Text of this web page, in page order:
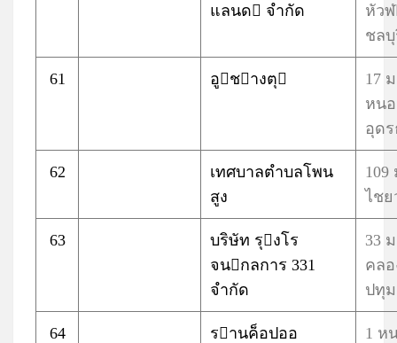
แลนด จำกัด
หัวฬ
ชล
61 อูชางตุ
17
หน
อุด
62
เทศบาลตำบลโพน
สูง
109
ไช
63
บริษัท รุงโร
จนกลการ 331
จำกัด
33
คล
ปทุ
64
รานค็อปออ
1 ห